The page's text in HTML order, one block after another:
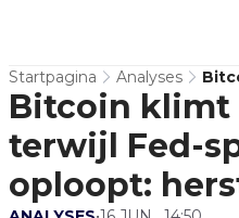
Startpagina Analyses
Bitcoin klimt
terwijl Fed-
oploopt: